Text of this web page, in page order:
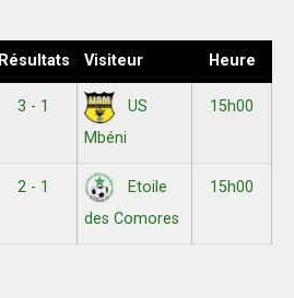
Résultats Visiteur Heure
3 - 1
US
Mbéni
15h00
2 - 1
Etoile
des Comores
15h00